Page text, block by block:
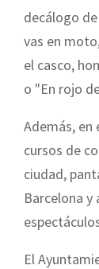
decálogo
vas en
el casco,
o "En rojo
Además, en
cursos de
ciudad,
Barcelona y
El